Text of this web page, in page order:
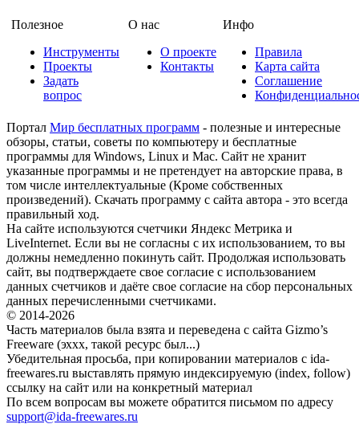
Полезное
Инструменты
Проекты
Задать
вопрос
О нас
О проекте
Контакты
Инфо
Правила
Карта сайта
Соглашение
Портал Мир бесплатных программ - полезные и интересные
обзоры, статьи, советы по компьютеру и бесплатные
программы для Windows, Linux и Mac. Сайт не хранит
указанные программы и не претендует на авторские права, в
том числе интеллектуальные (Кроме собственных
произведений). Скачать программу с сайта автора - это всегда
правильный ход.
На сайте используются счетчики Яндекс Метрика и
LiveInternet. Если вы не согласны с их использованием, то вы
должны немедленно покинуть сайт. Продолжая использовать
сайт, вы подтверждаете свое согласие с использованием
данных счетчиков и даёте свое согласие на сбор персональных
данных перечисленными счетчиками.
© 2014-2026
Часть материалов была взята и переведена с сайта Gizmo’s
Freeware (эххх, такой ресурс был...)
Убедительная просьба, при копировании материалов с ida-
freewares.ru выставлять прямую индексируемую (index, follow)
ссылку на сайт или на конкретный материал
По всем вопросам вы можете обратится письмом по адресу
support@ida-freewares.ru